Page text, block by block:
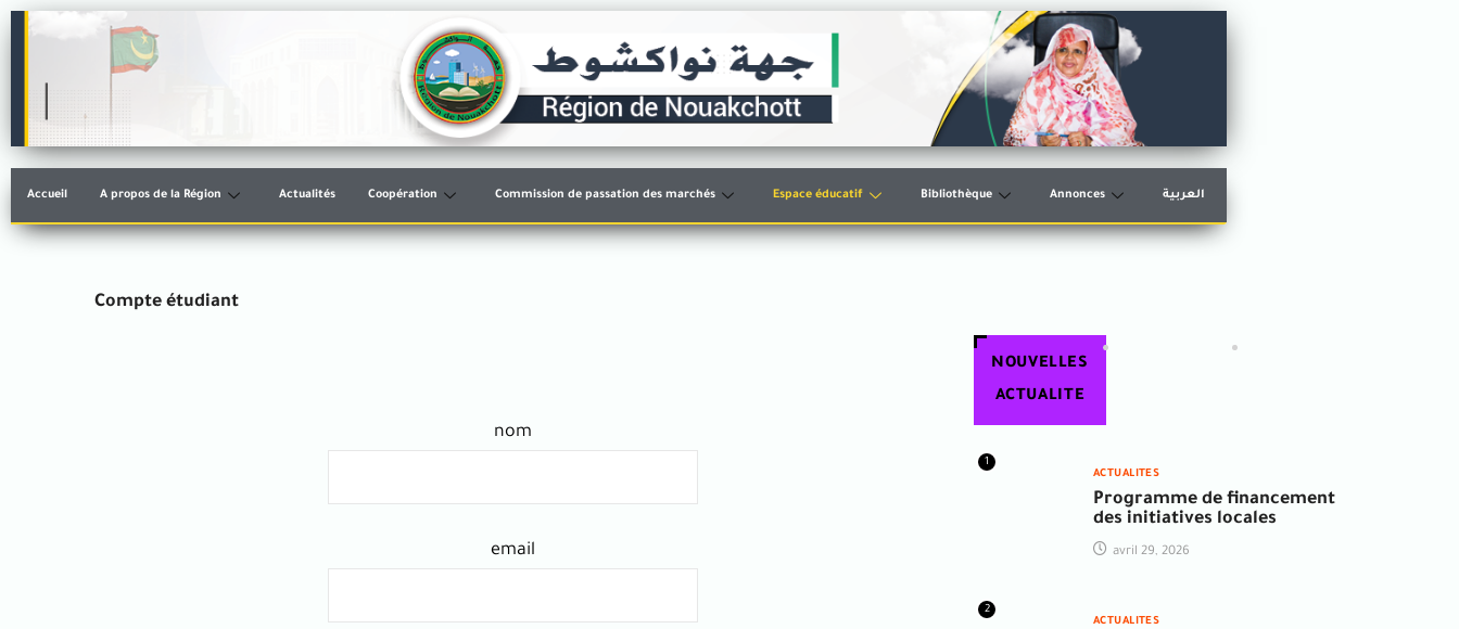
Accueil A propos de la Région Actualités Coopération Commission de passation des marchés Espace éducatif Bibliothèque Annonces العربية
Compte étudiant
nom
email
NOUVELLES
ACTUALITE
1
ACTUALITES
Programme de financement
des initiatives locales
avril 29, 2026
2
ACTUALITES